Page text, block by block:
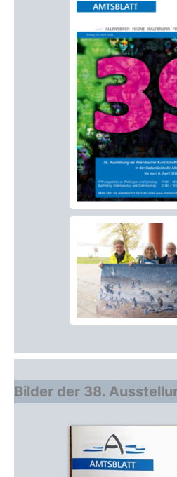
Bilder der 38.